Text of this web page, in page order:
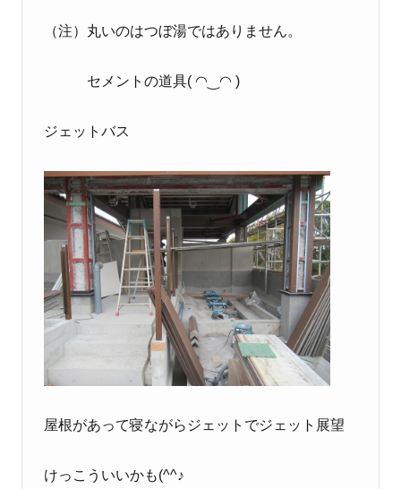
（注）丸いのはつぼ湯ではありません。
セメントの道具( ◠‿◠ )
ジェットバス
屋根があって寝ながらジェットでジェット展望
けっこういいかも(^^♪